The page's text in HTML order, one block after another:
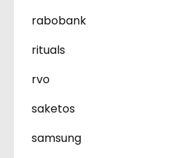
rabobank
rituals
rvo
saketos
samsung